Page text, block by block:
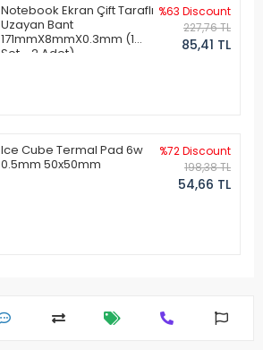
Notebook Ekran Çift Taraflı
Uzayan Bant
171mmX8mmX0.3mm (1
Set - 2 Adet)
%63 Discount
227,76 TL
85,41 TL
Ice Cube Termal Pad 6w
0.5mm 50x50mm
%72 Discount
198,38 TL
54,66 TL